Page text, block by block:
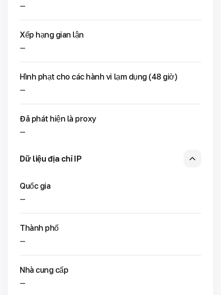
—
Xếp hạng gian lận
—
Hình phạt cho các hành vi lạm dụng (48 giờ)
—
Đã phát hiện là proxy
—
Dữ liệu địa chỉ IP
Quốc gia
—
Thành phố
—
Nhà cung cấp
—